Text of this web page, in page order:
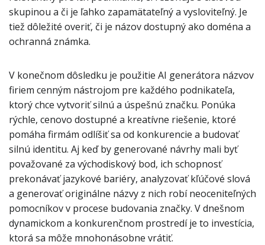
skupinou a či je ľahko zapamätateľný a vysloviteľný. Je
tiež dôležité overiť, či je názov dostupný ako doména a
ochranná známka.
V konečnom dôsledku je použitie AI generátora názvov
firiem cenným nástrojom pre každého podnikateľa,
ktorý chce vytvoriť silnú a úspešnú značku. Ponúka
rýchle, cenovo dostupné a kreatívne riešenie, ktoré
pomáha firmám odlíšiť sa od konkurencie a budovať
silnú identitu. Aj keď by generované návrhy mali byť
považované za východiskový bod, ich schopnosť
prekonávať jazykové bariéry, analyzovať kľúčové slová
a generovať originálne názvy z nich robí neoceniteľných
pomocníkov v procese budovania značky. V dnešnom
dynamickom a konkurenčnom prostredí je to investícia,
ktorá sa môže mnohonásobne vrátiť.